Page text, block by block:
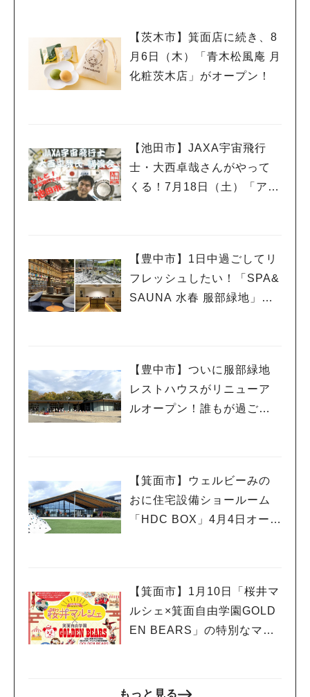
【茨木市】箕面店に続き、8
月6日（木）「青木松風庵 月
化粧茨木店」がオープン！
【池田市】JAXA宇宙飛行
士・大西卓哉さんがやって
くる！7月18日（土）「アマ
【豊中市】1日中過ごしてリ
フレッシュしたい！「SPA&
SAUNA 水春 服部緑地」、
【豊中市】ついに服部緑地
レストハウスがリニューア
ルオープン！誰もが過ごし
【箕面市】ウェルビーみの
おに住宅設備ショールーム
「HDC BOX」4月4日オープ
【箕面市】1月10日「桜井マ
ルシェ×箕面自由学園GOLD
EN BEARS」の特別なマル
もっと見る